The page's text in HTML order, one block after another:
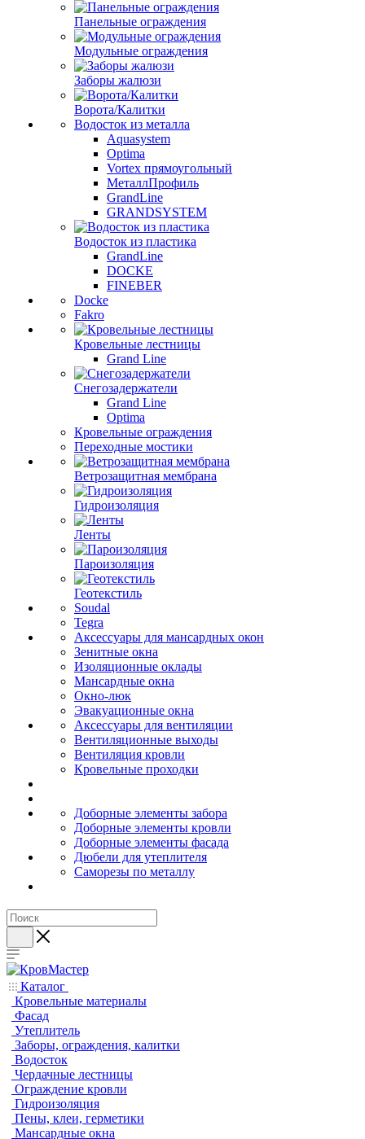
Панельные ограждения
Модульные ограждения
Заборы жалюзи
Ворота/Калитки
Водосток из металла
Aquasystem
Optima
Vortex прямоугольный
МеталлПрофиль
GrandLine
GRANDSYSTEM
Водосток из пластика
GrandLine
DOCKE
FINEBER
Docke
Fakro
Кровельные лестницы
Grand Line
Снегозадержатели
Grand Line
Optima
Кровельные ограждения
Переходные мостики
Ветрозащитная мембрана
Гидроизоляция
Ленты
Пароизоляция
Геотекстиль
Soudal
Tegra
Аксессуары для мансардных окон
Зенитные окна
Изоляционные оклады
Мансардные окна
Окно-люк
Эвакуационные окна
Аксессуары для вентиляции
Вентиляционные выходы
Вентиляция кровли
Кровельные проходки
Доборные элементы забора
Доборные элементы кровли
Доборные элементы фасада
Дюбели для утеплителя
Саморезы по металлу
Каталог
Кровельные материалы
Фасад
Утеплитель
Заборы, ограждения, калитки
Водосток
Чердачные лестницы
Ограждение кровли
Гидроизоляция
Пены, клеи, герметики
Мансардные окна